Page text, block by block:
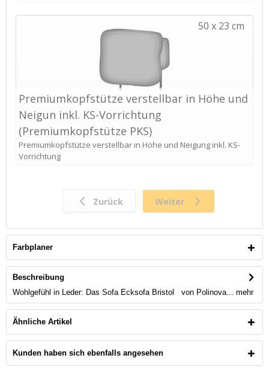
Farbplaner
Beschreibung
Wohlgefühl in Leder: Das Sofa Ecksofa Bristol von Polinova... mehr
Ähnliche Artikel
Kunden haben sich ebenfalls angesehen